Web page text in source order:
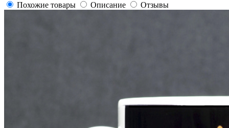
Похожие товары
Описание Отзывы